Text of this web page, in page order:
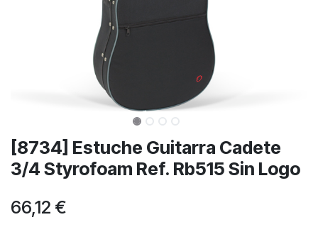
[8734] Estuche Guitarra Cadete
3/4 Styrofoam Ref. Rb515 Sin Logo
66,12 €